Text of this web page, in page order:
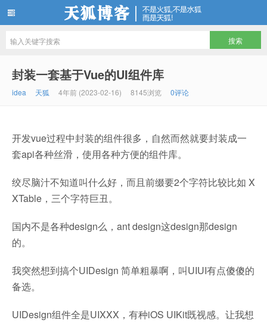
封装一套基于Vue的UI组件库
idea 天狐 4年前 (2023-02-16) 8145浏览 0评论
开发vue过程中封装的组件很多，自然而然就要封装成一
套api各种丝滑，使用各种方便的组件库。
绞尽脑汁不知道叫什么好，而且前缀要2个字符比较比如 X
XTable，三个字符巨丑。
国内不是各种design么，ant design这design那design
的。
我突然想到搞个UIDesign 简单粗暴啊，叫UIUI有点傻傻的
备选。
UIDesign组件全是UIXXX，有种iOS UIKit既视感。让我想